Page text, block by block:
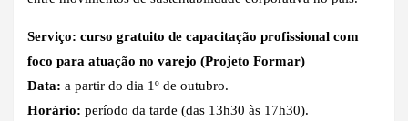
Serviço: curso gratuito de capacitação profissional com
foco para atuação no varejo (Projeto Formar)
Data: a partir do dia 1º de outubro.
Horário: período da tarde (das 13h30 às 17h30).